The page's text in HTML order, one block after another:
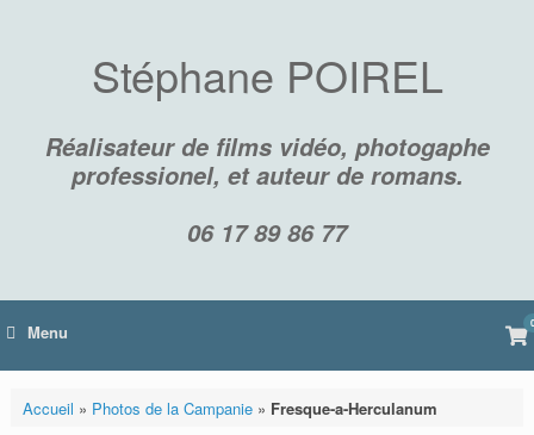
Stéphane POIREL
Réalisateur de films vidéo, photogaphe
professionel, et auteur de romans.
06 17 89 86 77
Menu 0
Accueil » Photos de la Campanie» Fresque-a-Herculanum